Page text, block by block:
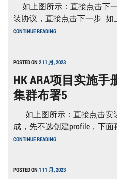
布
署
7
如上图所示：直接点击下
装协议，直接点击下一步 如
CONTINUE READING
ARA
实
手
册-
WAS85+ORACLE11G
集
布
署
6
POSTED ON 2 11 月, 2023
HK ARA项目实施手
集群布署5
如上图所示：直接点击
成，先不选创建profile，下面
CONTINUE READING
ARA
实
POSTED ON 1 11 月, 2023